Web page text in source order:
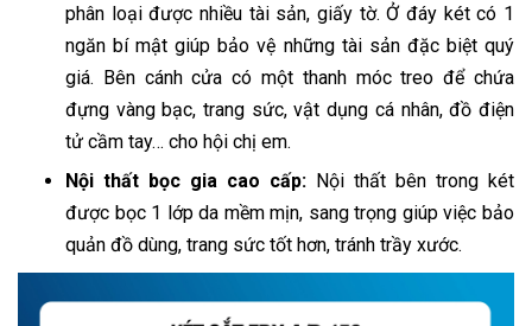
phân loại được nhiều tài sản, giấy tờ. Ở đáy két có 1
ngăn bí mật giúp bảo vệ những tài sản đặc biệt quý
giá. Bên cánh cửa có một thanh móc treo để chứa
đựng vàng bạc, trang sức, vật dụng cá nhân, đồ điện
tử cầm tay… cho hội chị em.
Nội thất bọc gia cao cấp: Nội thất bên trong két
được bọc 1 lớp da mềm mịn, sang trọng giúp việc bảo
quản đồ dùng, trang sức tốt hơn, tránh trầy xước.